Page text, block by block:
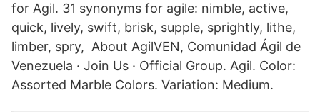
for Agil. 31 synonyms for agile: nimble, active,
quick, lively, swift, brisk, supple, sprightly, lithe,
limber, spry, About AgilVEN, Comunidad Ágil de
Venezuela · Join Us · Official Group. Agil. Color:
Assorted Marble Colors. Variation: Medium.